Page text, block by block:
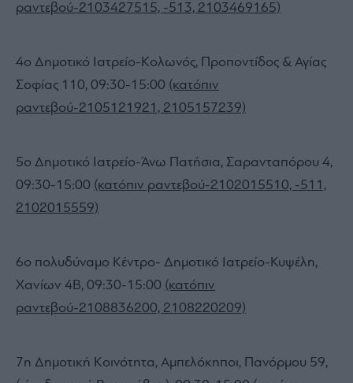
ραντεβού-2103427515, -513, 2103469165)
4ο Δημοτικό Ιατρείο-Κολωνός, Προποντίδος & Αγίας
Σοφίας 110, 09:30-15:00 (κατόπιν
ραντεβού-2105121921, 2105157239)
5ο Δημοτικό Ιατρείο-Άνω Πατήσια, Σαρανταπόρου 4,
09:30-15:00 (κατόπιν ραντεβού-2102015510, -511,
2102015559)
6ο πολυδύναμο Κέντρο- Δημοτικό Ιατρείο-Κυψέλη,
Χανίων 4Β, 09:30-15:00 (κατόπιν
ραντεβού-2108836200, 2108220209)
7η Δημοτική Κοινότητα, Αμπελόκηποι, Πανόρμου 59,